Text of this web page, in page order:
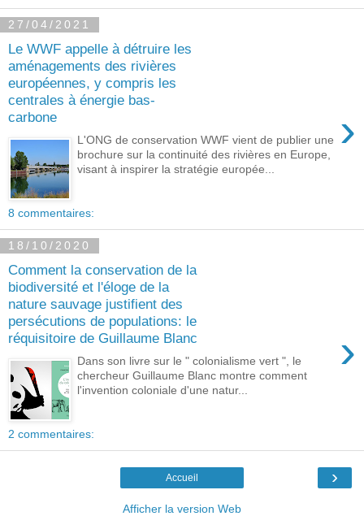
27/04/2021
Le WWF appelle à détruire les
aménagements des rivières
européennes, y compris les
centrales à énergie bas-
carbone
›
L'ONG de conservation WWF vient de publier une
brochure sur la continuité des rivières en Europe,
visant à inspirer la stratégie europée...
8 commentaires:
18/10/2020
Comment la conservation de la
biodiversité et l'éloge de la
nature sauvage justifient des
persécutions de populations: le
réquisitoire de Guillaume Blanc
›
Dans son livre sur le " colonialisme vert ", le
chercheur Guillaume Blanc montre comment
l'invention coloniale d'une natur...
2 commentaires:
›
Accueil
Afficher la version Web